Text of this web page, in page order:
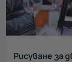
Рисуване за